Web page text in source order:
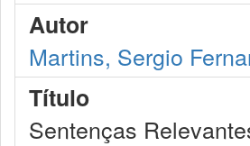
Autor
Martins, Sergio
Título
Sentenças